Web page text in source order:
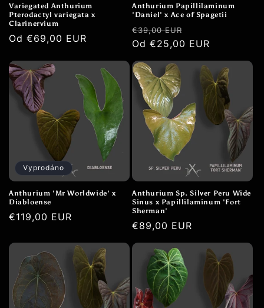
Variegated Anthurium
Pterodactyl variegata x
Clarinervium
Běžná
Od €69,00 EUR
Anthurium Papillilaminum
'Daniel' x Ace of Spagetii
Běžná
cena
€39,00 EUR
cena
Od €25,00 EUR
Vyprodáno
Anthurium 'Mr Worldwide' x
Diabloense
Běžná
€119,00 EUR
Anthurium Sp. Silver Peru Wide
Sinus x Papillilaminum 'Fort
Sherman'
Běžná
cena
€89,00 EUR